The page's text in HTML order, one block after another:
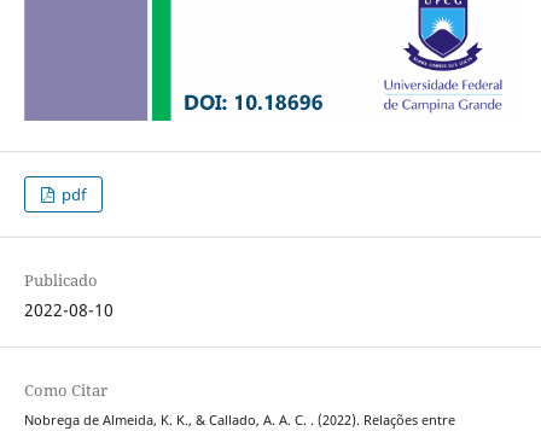
pdf
Publicado
2022-08-10
Como Citar
Nobrega de Almeida, K. K., & Callado, A. A. C. . (2022). Relações entre